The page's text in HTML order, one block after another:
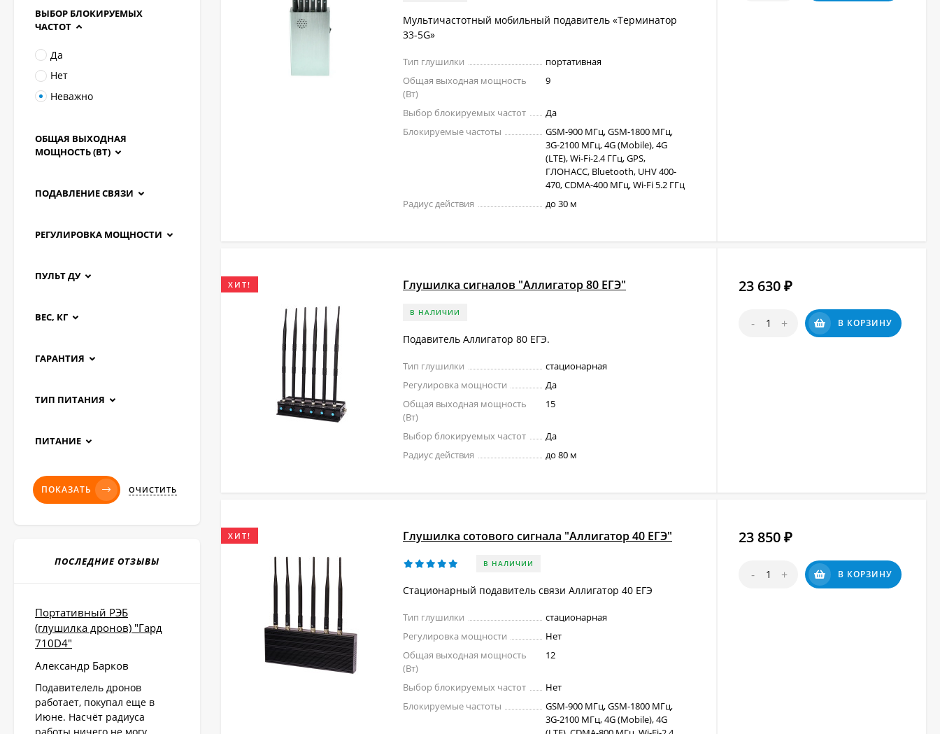
Мультичастотный мобильный подавитель «Терминатор
33-5G»
Тип глушилки
портативная
Общая выходная мощность
(Вт)
9
Выбор блокируемых частот
Да
Блокируемые частоты
GSM-900 МГц, GSM-1800 МГц,
3G-2100 МГц, 4G (Mobile), 4G
(LTE), Wi-Fi-2.4 ГГц, GPS,
ГЛОНАСС, Bluetooth, UHV 400-
470, CDMA-400 МГц, Wi-Fi 5.2 ГГц
Радиус действия
до 30 м
ХИТ! Глушилка сигналов "Аллигатор 80 ЕГЭ"
В НАЛИЧИИ
Подавитель Аллигатор 80 ЕГЭ.
Тип глушилки
стационарная
Регулировка мощности
Да
Общая выходная мощность
(Вт)
15
Выбор блокируемых частот
Да
Радиус действия
до 80 м
23 630 ₽
- + В КОРЗИНУ
ХИТ! Глушилка сотового сигнала "Аллигатор 40 ЕГЭ"
В НАЛИЧИИ
Стационарный подавитель связи Аллигатор 40 ЕГЭ
Тип глушилки
стационарная
Регулировка мощности
Нет
Общая выходная мощность
(Вт)
12
Выбор блокируемых частот
Нет
Блокируемые частоты
GSM-900 МГц, GSM-1800 МГц,
3G-2100 МГц, 4G (Mobile), 4G
23 850 ₽
- + В КОРЗИНУ
ВЫБОР БЛОКИРУЕМЫХ
ЧАСТОТ
Да
Нет
Неважно
ОБЩАЯ ВЫХОДНАЯ
МОЩНОСТЬ (ВТ)
ПОДАВЛЕНИЕ СВЯЗИ
РЕГУЛИРОВКА МОЩНОСТИ
ПУЛЬТ ДУ
ВЕС, КГ
ГАРАНТИЯ
ТИП ПИТАНИЯ
ПИТАНИЕ
ПОКАЗАТЬ ОЧИСТИТЬ
ПОСЛЕДНИЕ ОТЗЫВЫ
Портативный РЭБ
(глушилка дронов) "Гард
710D4"
Александр Барков
Подавителель дронов
работает, покупал еще в
Июне. Насчёт радиуса